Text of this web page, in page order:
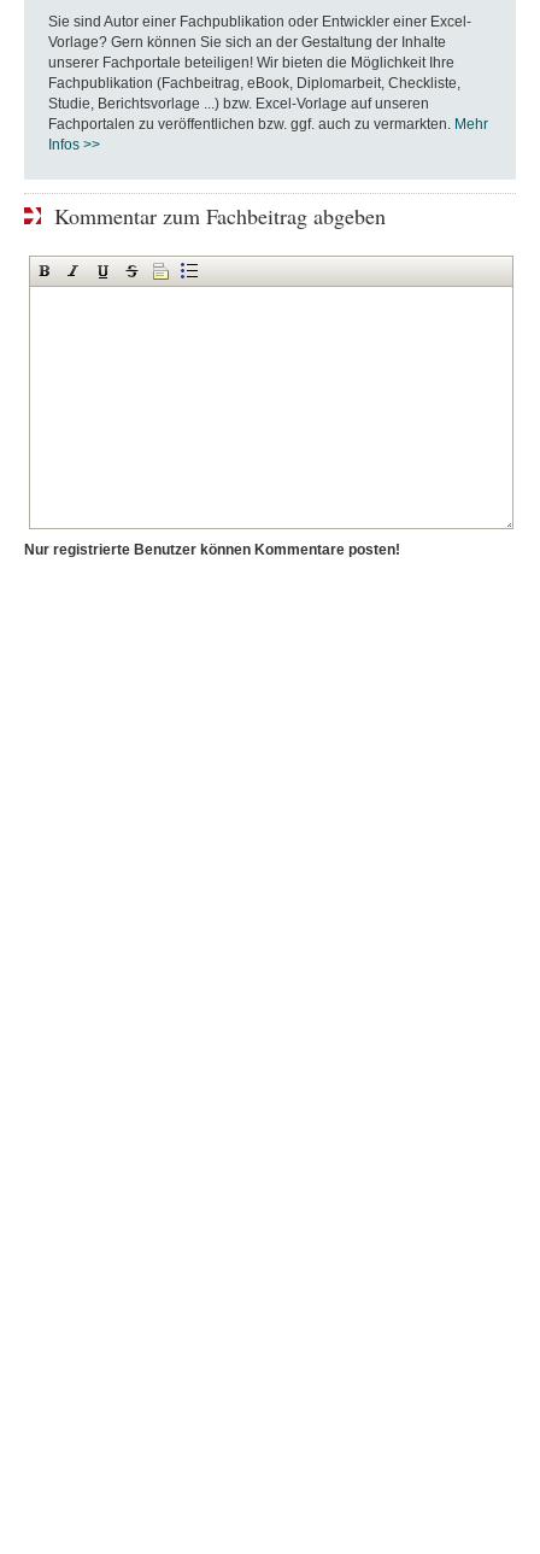
Sie sind Autor einer Fachpublikation oder Entwickler einer Excel-
Vorlage? Gern können Sie sich an der Gestaltung der Inhalte
unserer Fachportale beteiligen! Wir bieten die Möglichkeit Ihre
Fachpublikation (Fachbeitrag, eBook, Diplomarbeit, Checkliste,
Studie, Berichtsvorlage ...) bzw. Excel-Vorlage auf unseren
Fachportalen zu veröffentlichen bzw. ggf. auch zu vermarkten. Mehr
Infos >>
Kommentar zum Fachbeitrag abgeben
Nur registrierte Benutzer können Kommentare posten!